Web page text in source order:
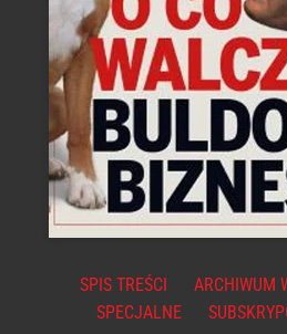
SPIS TREŚCI ARCHIWUM
SPECJALNE